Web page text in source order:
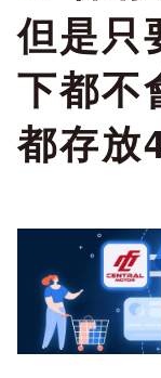
【產品
包 裝：
氮
容 量
罐/盒
但是只
下都不
都存放